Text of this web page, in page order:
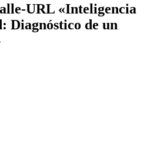
URL «Inteligencia
Diagnóstico de un